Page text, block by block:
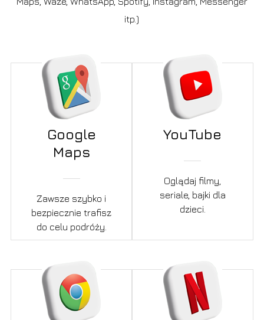
itp.)
Google
Maps
Zawsze szybko i
bezpiecznie trafisz
do celu podróży.
YouTube
Oglądaj filmy,
seriale, bajki dla
dzieci.